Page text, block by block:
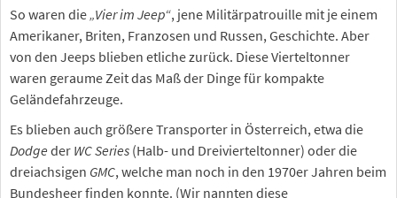
So waren die„Vier im Jeep“, jene Militärpatrouille mit je einem
Amerikaner, Briten, Franzosen und Russen, Geschichte. Aber
von den Jeeps blieben etliche zurück. Diese Vierteltonner
waren geraume Zeit das Maß der Dinge für kompakte
Geländefahrzeuge.
Es blieben auch größere Transporter in Österreich, etwa die
Dodge der WC Series (Halb- und Dreivierteltonner) oder die
dreiachsigen GMC, welche man noch in den 1970er Jahren beim
Bundesheer finden konnte. (Wir nannten diese